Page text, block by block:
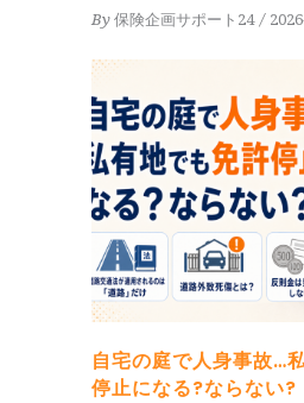
By 保険企画サポート24
自宅の庭で人身事故…
停止になる?ならない?